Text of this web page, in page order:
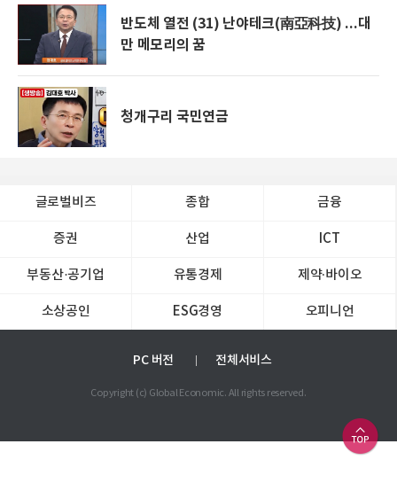
반도체 열전 (31) 난야테크(南亞科技) ...대
만 메모리의 꿈
청개구리 국민연금
글로벌비즈 종합 금융
증권 산업 ICT
부동산·공기업 유통경제 제약∙바이오
소상공인 ESG경영 오피니언
PC 버전 전체서비스
Copyright (c) Global Economic. All rights reserved.